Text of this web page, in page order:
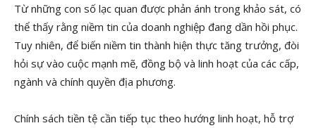
Từ những con số lạc quan được phản ánh trong khảo sát, có
thể thấy rằng niềm tin của doanh nghiệp đang dần hồi phục.
Tuy nhiên, để biến niềm tin thành hiện thực tăng trưởng, đòi
hỏi sự vào cuộc mạnh mẽ, đồng bộ và linh hoạt của các cấp,
ngành và chính quyền địa phương.
Chính sách tiền tệ cần tiếp tục theo hướng linh hoạt, hỗ trợ